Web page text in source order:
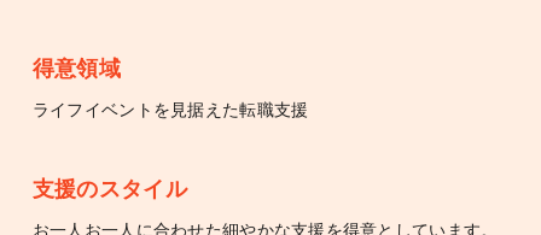
得意領域
ライフイベントを見据えた転職支援
支援のスタイル
お一人お一人に合わせた細やかな支援を得意としています。